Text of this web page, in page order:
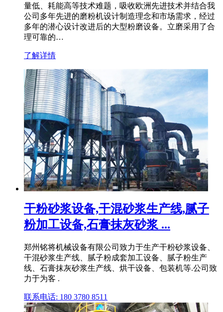
量低、耗能高等技术难题，吸收欧洲先进技术并结合我
公司多年先进的磨粉机设计制造理念和市场需求，经过
多年的潜心设计改进后的大型粉磨设备。立磨采用了合
理可靠的…
了解详情
干粉砂浆设备,干混砂浆生产线,腻子
粉加工设备,石膏抹灰砂浆 ...
郑州铭将机械设备有限公司致力于生产干粉砂浆设备、
干混砂浆生产线、腻子粉成套加工设备、腻子粉生产
线、石膏抹灰砂浆生产线、烘干设备、包装机等.公司致
力于为客 .
联系电话: 180 3780 8511